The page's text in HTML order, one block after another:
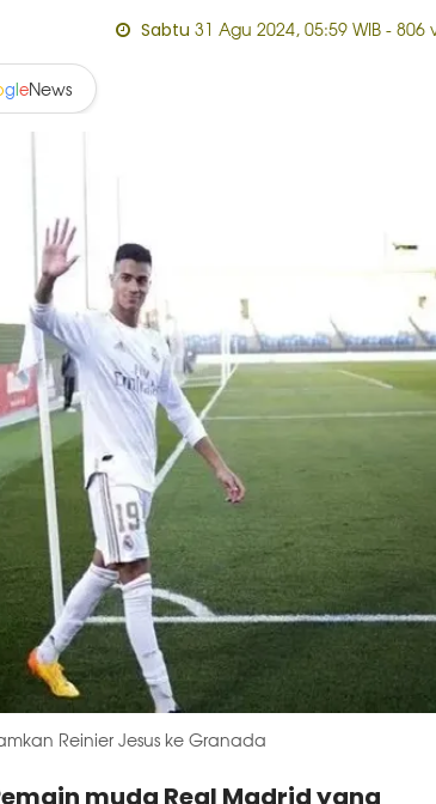
Sabtu 31 Agu 2024, 05:59 WIB- 806
gleNews
Reinier Jesus ke Granada
muda Real Madrid yang